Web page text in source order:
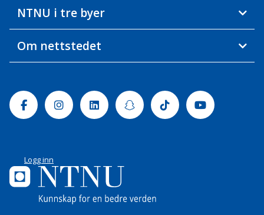
NTNU i tre byer
Om nettstedet
FacebookInstagramLinkedinSnapchatTiktok Youtube
Logg inn